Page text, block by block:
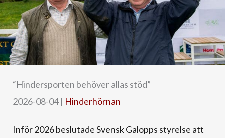
“Hindersporten behöver allas stöd”
2026-08-04| Hinderhörnan
Inför 2026 beslutade Svensk Galopps styrelse att